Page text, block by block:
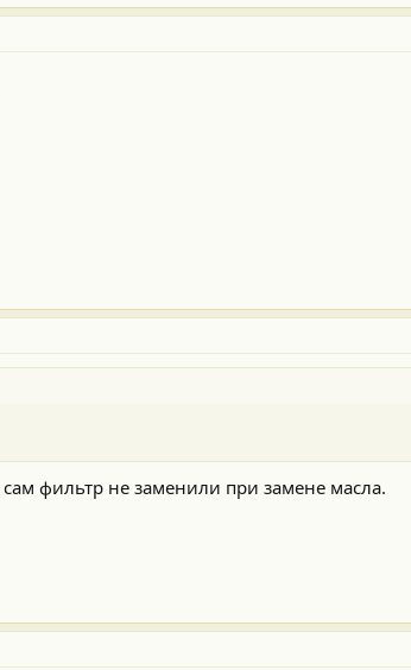
фильтр не заменили при замене масла.